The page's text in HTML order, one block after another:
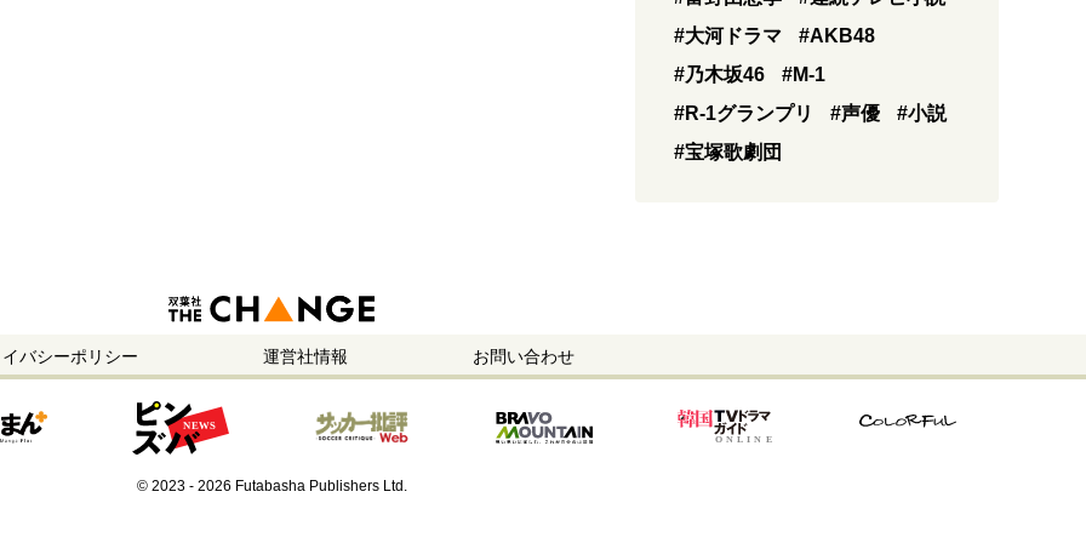
#大河ドラマ
#AKB48
#乃木坂46
#M-1
#R-1グランプリ
#声優
#小説
#宝塚歌劇団
バシーポリシー 運営社情報 お問い合わせ
© 2023 - 2026 Futabasha Publishers Ltd.